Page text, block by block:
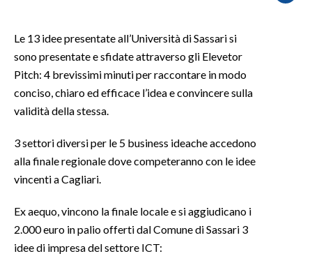
SARDEGNA TURISMO
NOTIZIE
#CARAUNIONE
INSULARITÀ
Le 13 idee presentate all’Università di Sassari si
sono presentate e sfidate attraverso gli Elevetor
Pitch: 4 brevissimi minuti per raccontare in modo
conciso, chiaro ed efficace l’idea e convincere sulla
validità della stessa.
3 settori diversi per le 5 business ideache accedono
alla finale regionale dove competeranno con le idee
vincenti a Cagliari.
Ex aequo, vincono la finale locale e si aggiudicano i
2.000 euro in palio offerti dal Comune di Sassari 3
idee di impresa del settore ICT: